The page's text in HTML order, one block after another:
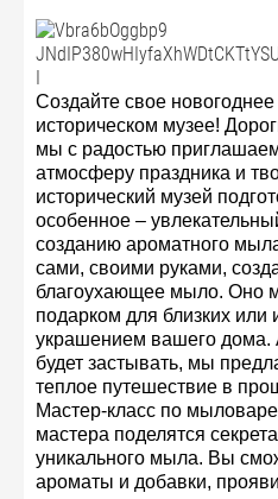
Создайте свое
историческом музее!
мы с радостью
атмосферу праздника и
исторический музей
особенное –
созданию ароматного
сами, своими руками,
благоухающее мыло. Оно
подарком для близких или
украшением вашего дома.
будет застывать, мы
теплое путешествие в
Мастер-класс по
мастера поделятся
уникального мыла. Вы
ароматы и добавки,